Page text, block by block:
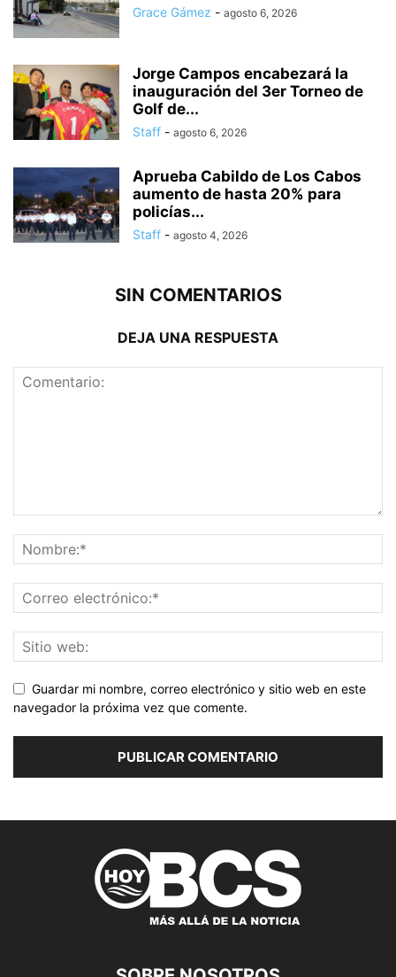
Grace Gámez - agosto 6, 2026
Jorge Campos encabezará la
inauguración del 3er Torneo de
Golf de...
Staff - agosto 6, 2026
Aprueba Cabildo de Los Cabos
aumento de hasta 20% para
policías...
Staff - agosto 4, 2026
SIN COMENTARIOS
DEJA UNA RESPUESTA
Guardar mi nombre, correo electrónico y sitio web en este
navegador la próxima vez que comente.